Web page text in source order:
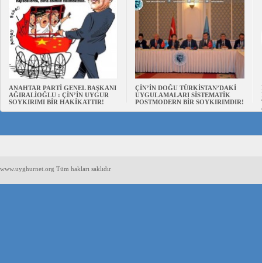
ANAHTAR PARTİ GENEL BAŞKANI
AĞIRALİOĞLU : ÇİN’İN UYGUR
SOYKIRIMI BİR HAKİKATTIR!
ÇİN’İN DOĞU TÜRKİSTAN’DAKİ
UYGULAMALARI SİSTEMATİK
POSTMODERN BİR SOYKIRIMDIR!
www.uyghurnet.org Tüm hakları saklıdır